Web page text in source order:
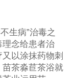
生病”治毒之
理念给患者治
以涂抹药物刺
茶淼苣茶浴就